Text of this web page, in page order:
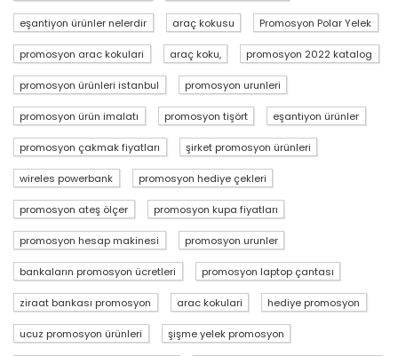
eşantiyon ürünler nelerdir araç kokusu Promosyon Polar Yelek
promosyon arac kokulari araç koku, promosyon 2022 katalog
promosyon ürünleri istanbul promosyon urunleri
promosyon ürün imalatı promosyon tişört eşantiyon ürünler
promosyon çakmak fiyatları şirket promosyon ürünleri
wireles powerbank promosyon hediye çekleri
promosyon ateş ölçer promosyon kupa fiyatları
promosyon hesap makinesi promosyon urunler
bankaların promosyon ücretleri promosyon laptop çantası
ziraat bankası promosyon arac kokulari hediye promosyon
ucuz promosyon ürünleri şişme yelek promosyon